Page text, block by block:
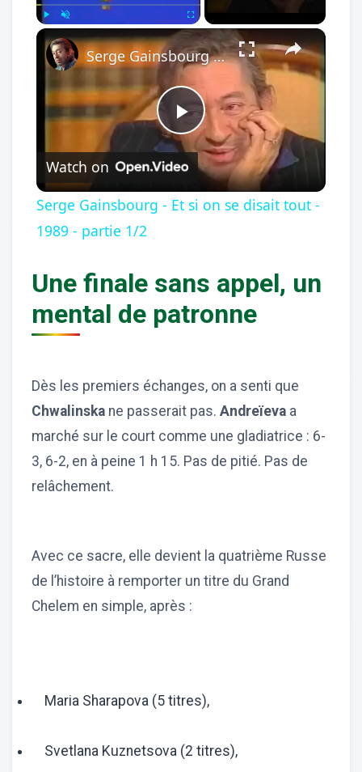
Fullscreen ×
Play
Video
Serge Gainsbourg - Et si on se disait tout - 1989 - partie 1/2
Watch on
Serge Gainsbourg - Et si on se disait tout -
1989 - partie 1/2
Une finale sans appel, un
mental de patronne
Dès les premiers échanges, on a senti que
Chwalinska ne passerait pas. Andreïeva a
marché sur le court comme une gladiatrice : 6-
3, 6-2, en à peine 1 h 15. Pas de pitié. Pas de
relâchement.
Avec ce sacre, elle devient la quatrième Russe
de l’histoire à remporter un titre du Grand
Chelem en simple, après :
Maria Sharapova (5 titres),
Svetlana Kuznetsova (2 titres),